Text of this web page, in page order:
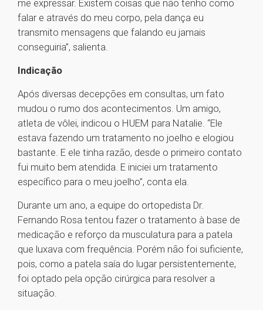
me expressar. Existem coisas que não tenho como
falar e através do meu corpo, pela dança eu
transmito mensagens que falando eu jamais
conseguiria”, salienta.
Indicação
Após diversas decepções em consultas, um fato
mudou o rumo dos acontecimentos. Um amigo,
atleta de vôlei, indicou o HUEM para Natalie. “Ele
estava fazendo um tratamento no joelho e elogiou
bastante. E ele tinha razão, desde o primeiro contato
fui muito bem atendida. E iniciei um tratamento
específico para o meu joelho”, conta ela.
Durante um ano, a equipe do ortopedista Dr.
Fernando Rosa tentou fazer o tratamento à base de
medicação e reforço da musculatura para a patela
que luxava com frequência. Porém não foi suficiente,
pois, como a patela saía do lugar persistentemente,
foi optado pela opção cirúrgica para resolver a
situação.